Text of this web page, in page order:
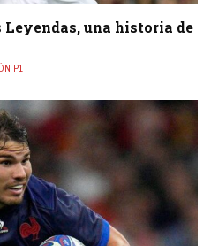
una historia de
P1